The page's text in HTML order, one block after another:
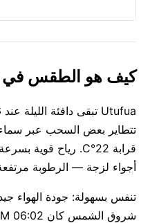
كيف هو الطقس في Utufua الآن؟
تتطاير بعض السحب عبر سماء
أجواء لزجة — الرطوبة مرتفعة